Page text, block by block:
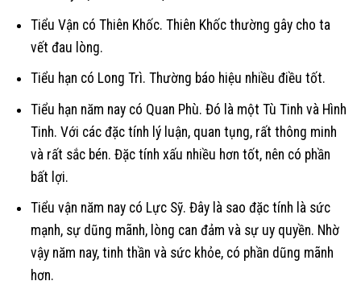
Tiểu Vận có Thiên Khốc. Thiên Khốc thường gây cho ta
vết đau lòng.
Tiểu hạn có Long Trì. Thường báo hiệu nhiều điều tốt.
Tiểu hạn năm nay có Quan Phù. Đó là một Tù Tinh và Hình
Tinh. Với các đặc tính lý luận, quan tụng, rất thông minh
và rất sắc bén. Đặc tính xấu nhiều hơn tốt, nên có phần
bất lợi.
Tiểu vận năm nay có Lực Sỹ. Đây là sao đặc tính là sức
mạnh, sự dũng mãnh, lòng can đảm và sự uy quyền. Nhờ
vậy năm nay, tinh thần và sức khỏe, có phần dũng mãnh
hơn.